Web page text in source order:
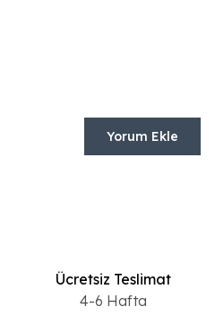
Yorum Ekle
Ücretsiz Teslimat
4-6 Hafta